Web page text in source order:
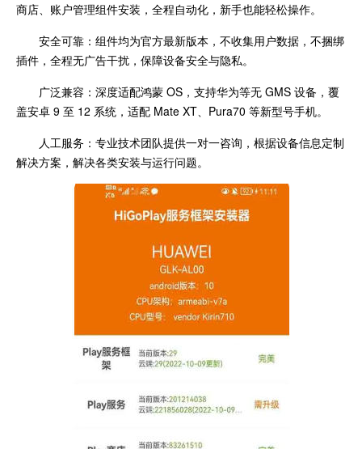
商店、账户管理组件安装，全程自动化，新手也能轻松操作。
安全可靠：组件均为官方最新版本，不收集用户数据，不捆绑
插件，全程无广告干扰，保障设备安全与隐私。
广泛兼容：深度适配鸿蒙 OS，支持华为等无 GMS 设备，覆
盖安卓 9 至 12 系统，适配 Mate XT、Pura70 等新型号手机。
人工服务：专业技术团队提供一对一咨询，根据设备信息定制
解决方案，解决各类安装与运行问题。